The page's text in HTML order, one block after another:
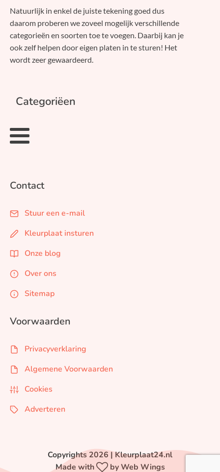
Natuurlijk in enkel de juiste tekening goed dus
daarom proberen we zoveel mogelijk verschillende
categorieën en soorten toe te voegen. Daarbij kan je
ook zelf helpen door eigen platen in te sturen! Het
wordt zeer gewaardeerd.
Categoriëen
Contact
Stuur een e-mail
Kleurplaat insturen
Onze blog
Over ons
Sitemap
Voorwaarden
Privacyverklaring
Algemene Voorwaarden
Cookies
Adverteren
Copyrights 2026 | Kleurplaat24.nl
Made with
by Web Wings